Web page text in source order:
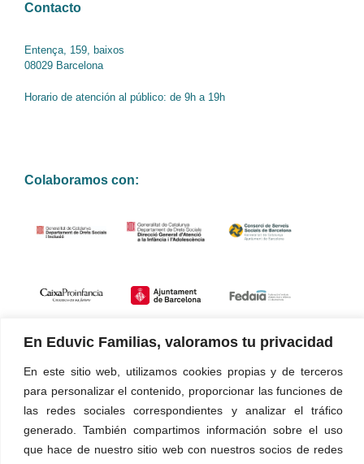
En Eduvic Familias, valoramos tu privacidad
En este sitio web, utilizamos cookies propias y de terceros
para personalizar el contenido, proporcionar las funciones de
las redes sociales correspondientes y analizar el tráfico
generado. También compartimos información sobre el uso
que hace de nuestro sitio web con nuestros socios de redes
Contacto
Entença, 159, baixos
08029 Barcelona
Horario de atención al público: de 9h a 19h
Colaboramos con:
Nuestros servicios y gestión están certificados según la norma
UNE-EN ISO 9001:2015